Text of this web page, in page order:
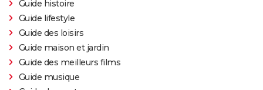
Guide histoire
Guide lifestyle
Guide des loisirs
Guide maison et jardin
Guide des meilleurs films
Guide musique